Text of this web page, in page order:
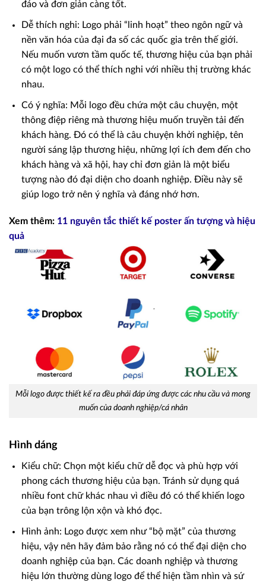
đáo và đơn giản càng tốt.
Dễ thích nghi: Logo phải “linh hoạt” theo ngôn ngữ và
nền văn hóa của đại đa số các quốc gia trên thế giới.
Nếu muốn vươn tầm quốc tế, thương hiệu của bạn phải
có một logo có thể thích nghi với nhiều thị trường khác
nhau.
Có ý nghĩa: Mỗi logo đều chứa một câu chuyện, một
thông điệp riêng mà thương hiệu muốn truyền tải đến
khách hàng. Đó có thể là câu chuyện khởi nghiệp, tên
người sáng lập thương hiệu, những lợi ích đem đến cho
khách hàng và xã hội, hay chỉ đơn giản là một biểu
tượng nào đó đại diện cho doanh nghiệp. Điều này sẽ
giúp logo trở nên ý nghĩa và đáng nhớ hơn.
Xem thêm: 11 nguyên tắc thiết kế poster ấn tượng và hiệu
quả
Mỗi logo được thiết kế ra đều phải đáp ứng được các nhu cầu và mong
muốn của doanh nghiệp/cá nhân
Hình dáng
Kiểu chữ: Chọn một kiểu chữ dễ đọc và phù hợp với
phong cách thương hiệu của bạn. Tránh sử dụng quá
nhiều font chữ khác nhau vì điều đó có thể khiến logo
của bạn trông lộn xộn và khó đọc.
Hình ảnh: Logo được xem như “bộ mặt” của thương
hiệu, vậy nên hãy đảm bảo rằng nó có thể đại diện cho
doanh nghiệp của bạn. Các doanh nghiệp và thương
hiệu lớn thường dùng logo để thể hiện tầm nhìn và sứ